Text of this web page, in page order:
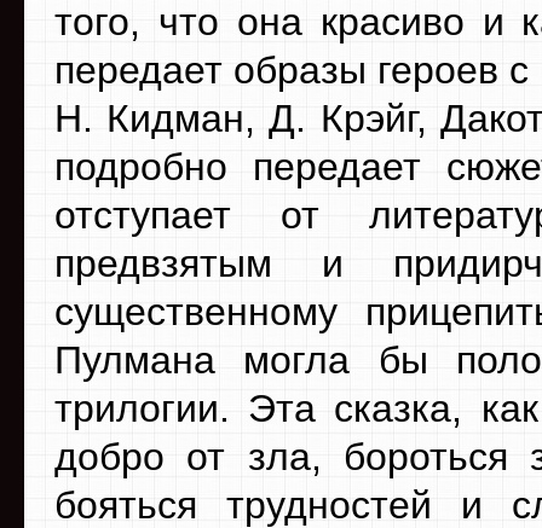
того, что она красиво и
передает образы героев
Н. Кидман, Д. Крэйг,
подробно передает
отступает от
предвзятым и
существенному
Пулмана могла бы
трилогии. Эта сказка,
добро от зла, бороться
бояться трудностей и